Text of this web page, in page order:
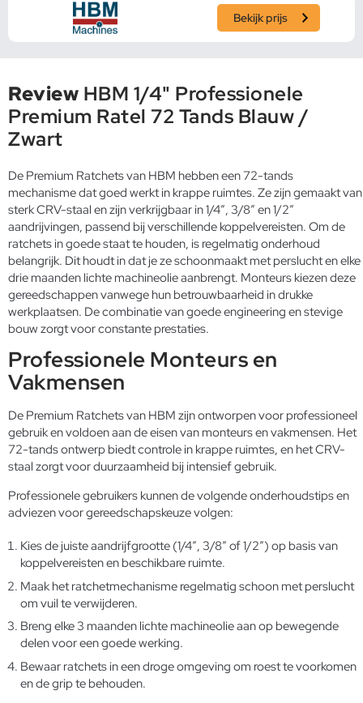
Bekijk prijs
Review HBM 1/4" Professionele
Premium Ratel 72 Tands Blauw /
Zwart
De Premium Ratchets van HBM hebben een 72-tands
mechanisme dat goed werkt in krappe ruimtes. Ze zijn gemaakt van
sterk CRV-staal en zijn verkrijgbaar in 1/4″, 3/8″ en 1/2″
aandrijvingen, passend bij verschillende koppelvereisten. Om de
ratchets in goede staat te houden, is regelmatig onderhoud
belangrijk. Dit houdt in dat je ze schoonmaakt met perslucht en elke
drie maanden lichte machineolie aanbrengt. Monteurs kiezen deze
gereedschappen vanwege hun betrouwbaarheid in drukke
werkplaatsen. De combinatie van goede engineering en stevige
bouw zorgt voor constante prestaties.
Professionele Monteurs en
Vakmensen
De Premium Ratchets van HBM zijn ontworpen voor professioneel
gebruik en voldoen aan de eisen van monteurs en vakmensen. Het
72-tands ontwerp biedt controle in krappe ruimtes, en het CRV-
staal zorgt voor duurzaamheid bij intensief gebruik.
Professionele gebruikers kunnen de volgende onderhoudstips en
adviezen voor gereedschapskeuze volgen:
Kies de juiste aandrijfgrootte (1/4″, 3/8″ of 1/2″) op basis van
koppelvereisten en beschikbare ruimte.
Maak het ratchetmechanisme regelmatig schoon met perslucht
om vuil te verwijderen.
Breng elke 3 maanden lichte machineolie aan op bewegende
delen voor een goede werking.
Bewaar ratchets in een droge omgeving om roest te voorkomen
en de grip te behouden.